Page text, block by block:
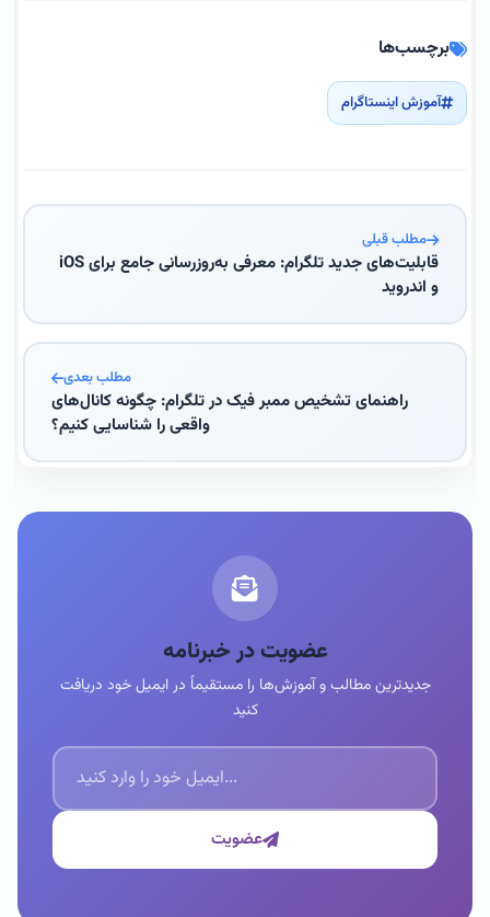
برچسب‌ها
آموزش اینستاگرام
مطلب قبلی
قابلیت‌های جدید تلگرام: معرفی به‌روزرسانی جامع برای iOS
و اندروید
مطلب بعدی
راهنمای تشخیص ممبر فیک در تلگرام: چگونه کانال‌های
واقعی را شناسایی کنیم؟
عضویت در خبرنامه
جدیدترین مطالب و آموزش‌ها را مستقیماً در ایمیل خود دریافت
کنید
عضویت